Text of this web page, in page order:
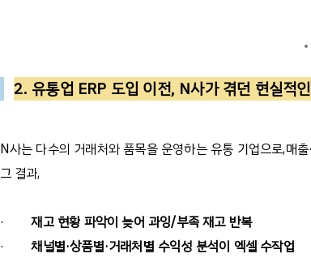
2. 유통업ERP 도입 이전, N사가 겪던 현실적인
N사는 다수의 거래처와 품목을 운영하는 유통 기업으로,매출
그 결과,
· 재고 현황 파악이 늦어 과잉/부족재고 반복
·
채널별·상품별·거래처별 수익성 분석이 엑셀 수작업